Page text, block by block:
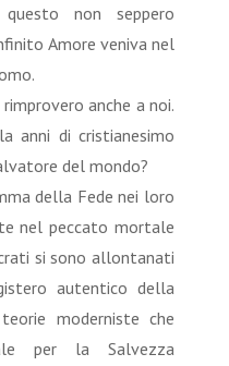
non seppero
Amore veniva nel
anche a noi.
anni di cristianesimo
del mondo?
della Fede nei loro
nel peccato mortale
si sono allontanati
autentico della
moderniste che
per la Salvezza